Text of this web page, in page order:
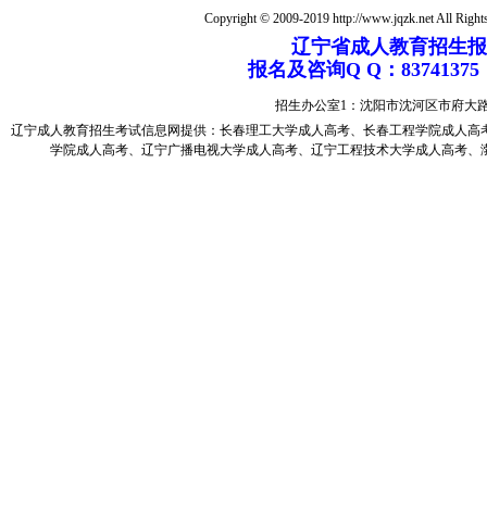
Copyright © 2009-2019 http://www.jqzk.net All
辽宁省成人教育招生
报名及咨询Q Q：
招生办公室1：沈阳市沈河区市府
辽宁成人教育招生考试信息网提供： 长春理工大学成人高考、 长春工程学院成人高
学院成人高考、 辽宁广播电视大学成人高考、 辽宁工程技术大学成人高考、